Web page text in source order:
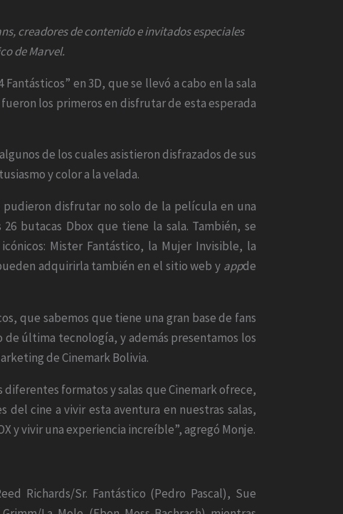
creadores de contenido e invitados especiales
de Marvel.
en 3D, que se llevó a cabo en la sala
los primeros en disfrutar de esta esperada
de los cuales asistieron disfrazados de sus
y color a la velada.
pudieron disfrutar no solo de la película en una
butacas Dbox que tiene la sala. También, se
Mister Fantástico, la Mujer Invisible, la
adquirirla también en el sitio web y appde
que sabemos que tiene una gran base de fans
de última tecnología, y además presentamos los
de Cinemark Bolivia.
formatos y salas que Cinemark ofrece,
del cine a vivir esta aventura en nuestras salas,
y vivir una experiencia increíble”, agregó Monje.
Richards/Sr. Fantástico (Pedro Pascal), Sue